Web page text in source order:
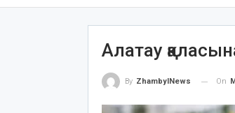
Алатау
By ZhambylNews On